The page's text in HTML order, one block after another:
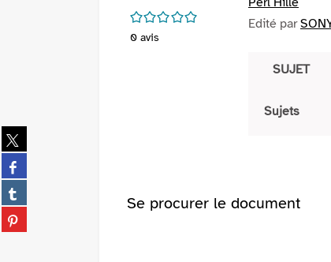
Partager
sur
twitter
(Nouvelle
fenêtre)
Partager
sur
facebook
(Nouvelle
fenêtre)
Partager
sur
tumblr
Partager
sur
/5
0 avis
Edité par
SUJET
Sujets
Se procurer le document